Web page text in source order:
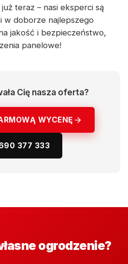
teraz – nasi eksperci są
w doborze najlepszego
jakość i bezpieczeństwo,
panelowe!
Cię nasza oferta?
WYCENĘ
377 333
ogrodzenie?